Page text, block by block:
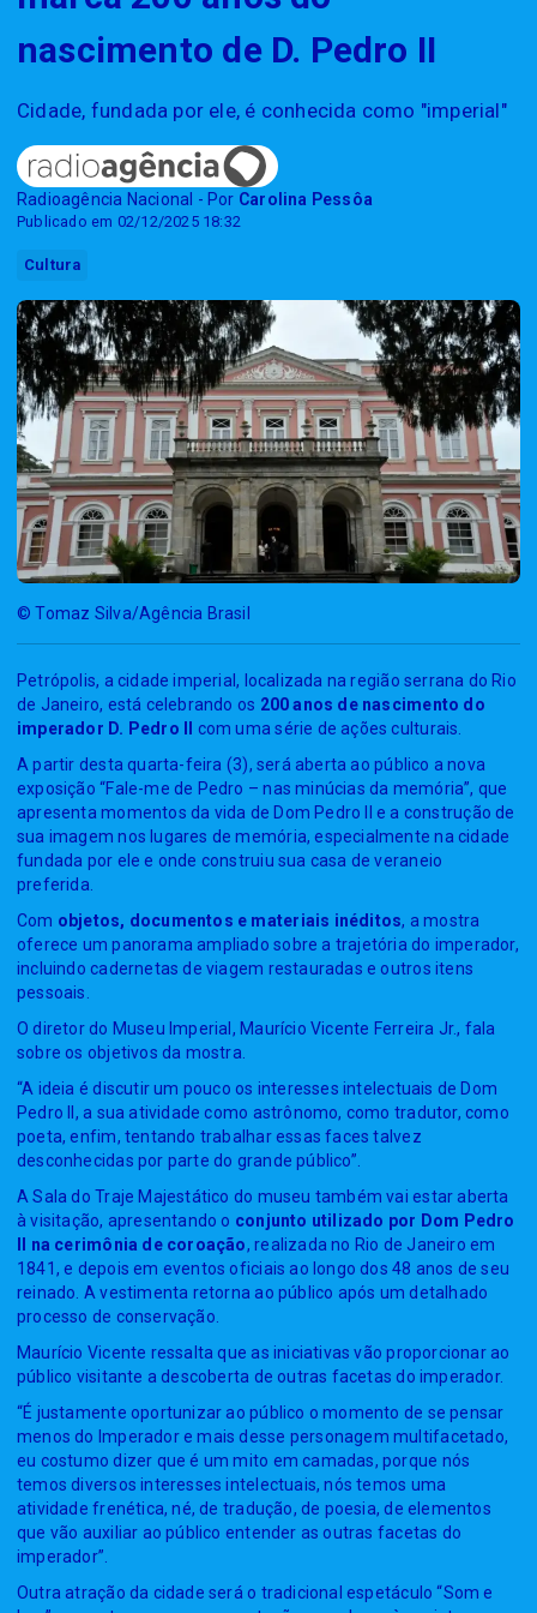
nascimento de D. Pedro II
Cidade, fundada por ele, é conhecida como "imperial"
Radioagência Nacional - Por Carolina Pessôa
Publicado em 02/12/2025 18:32
Cultura
© Tomaz Silva/Agência Brasil
Petrópolis, a cidade imperial, localizada na região serrana do Rio
de Janeiro, está celebrando os 200 anos de nascimento do
imperador D. Pedro II
com uma série de ações culturais.
A partir desta quarta-feira (3), será aberta ao público a nova
exposição “Fale-me de Pedro – nas minúcias da memória”, que
apresenta momentos da vida de Dom Pedro II e a construção de
sua imagem nos lugares de memória, especialmente na cidade
fundada por ele e onde construiu sua casa de veraneio
preferida.
Com objetos, documentos e materiais inéditos, a mostra
oferece um panorama ampliado sobre a trajetória do imperador,
incluindo cadernetas de viagem restauradas e outros itens
pessoais.
O diretor do Museu Imperial, Maurício Vicente Ferreira Jr., fala
sobre os objetivos da mostra.
“A ideia é discutir um pouco os interesses intelectuais de Dom
Pedro II, a sua atividade como astrônomo, como tradutor, como
poeta, enfim, tentando trabalhar essas faces talvez
desconhecidas por parte do grande público”.
A Sala do Traje Majestático do museu também vai estar aberta
à visitação, apresentando o conjunto utilizado por Dom Pedro
II na cerimônia de coroação, realizada no Rio de Janeiro em
1841, e depois em eventos oficiais ao longo dos 48 anos de seu
reinado. A vestimenta retorna ao público após um detalhado
processo de conservação.
Maurício Vicente ressalta que as iniciativas vão proporcionar ao
público visitante a descoberta de outras facetas do imperador.
“É justamente oportunizar ao público o momento de se pensar
menos do Imperador e mais desse personagem multifacetado,
eu costumo dizer que é um mito em camadas, porque nós
temos diversos interesses intelectuais, nós temos uma
atividade frenética, né, de tradução, de poesia, de elementos
que vão auxiliar ao público entender as outras facetas do
imperador”.
Outra atração da cidade será o tradicional espetáculo “Som e